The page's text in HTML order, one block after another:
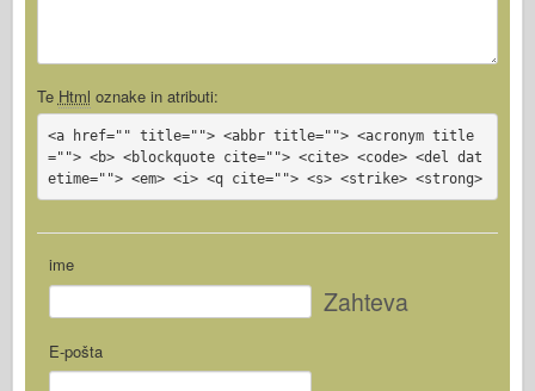
Te Html oznake in atributi:
<a href="" title=""> <abbr title=""> <acronym title
=""> <b> <blockquote cite=""> <cite> <code> <del dat
etime=""> <em> <i> <q cite=""> <s> <strike> <strong>
ime
Zahteva
E-pošta